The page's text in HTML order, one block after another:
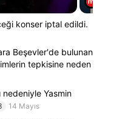
konser iptal edildi.
Beşevler'de bulunan
tepkisine neden
nedeniyle Yasmin
14 Mayıs